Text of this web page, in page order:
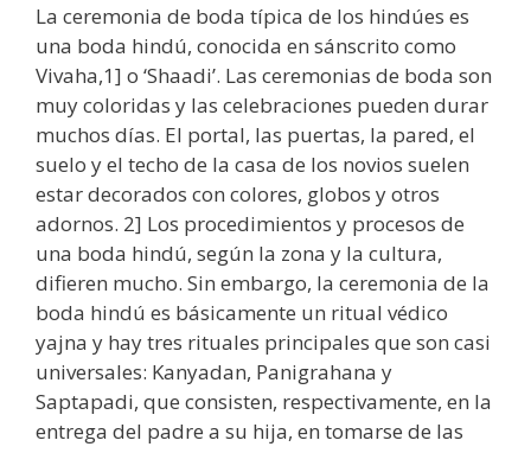
La ceremonia de boda típica de los hindúes es
una boda hindú, conocida en sánscrito como
Vivaha,1] o ‘Shaadi’. Las ceremonias de boda son
muy coloridas y las celebraciones pueden durar
muchos días. El portal, las puertas, la pared, el
suelo y el techo de la casa de los novios suelen
estar decorados con colores, globos y otros
adornos. 2] Los procedimientos y procesos de
una boda hindú, según la zona y la cultura,
difieren mucho. Sin embargo, la ceremonia de la
boda hindú es básicamente un ritual védico
yajna y hay tres rituales principales que son casi
universales: Kanyadan, Panigrahana y
Saptapadi, que consisten, respectivamente, en la
entrega del padre a su hija, en tomarse de las